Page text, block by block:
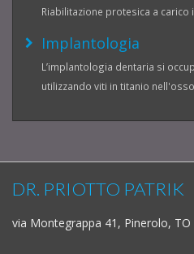
Riabilitazione protesica a
Implantologia
L’implantologia dentaria si
utilizzando viti in titanio
DR. PRIOTTO PATRIK
via Montegrappa 41, Pinerolo, TO